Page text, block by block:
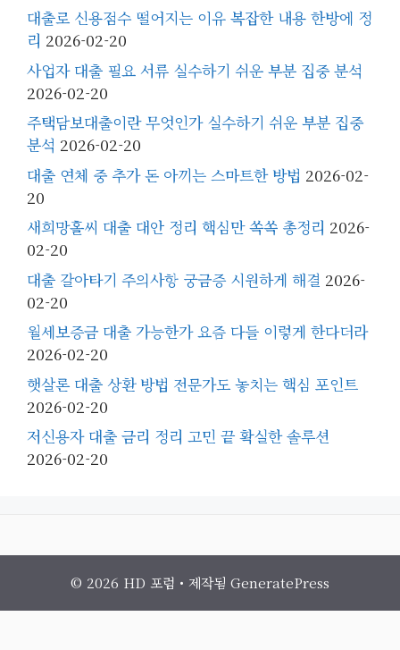
대출로 신용점수 떨어지는 이유 복잡한 내용 한방에 정
리 2026-02-20
사업자 대출 필요 서류 실수하기 쉬운 부분 집중 분석
2026-02-20
주택담보대출이란 무엇인가 실수하기 쉬운 부분 집중
분석 2026-02-20
대출 연체 중 추가 돈 아끼는 스마트한 방법 2026-02-
20
새희망홀씨 대출 대안 정리 핵심만 쏙쏙 총정리 2026-
02-20
대출 갈아타기 주의사항 궁금증 시원하게 해결 2026-
02-20
월세보증금 대출 가능한가 요즘 다들 이렇게 한다더라
2026-02-20
햇살론 대출 상환 방법 전문가도 놓치는 핵심 포인트
2026-02-20
저신용자 대출 금리 정리 고민 끝 확실한 솔루션
2026-02-20
© 2026 HD 포럼 • 제작됨 GeneratePress